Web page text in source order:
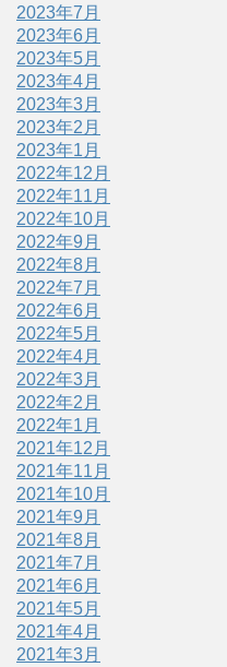
2023年7月
2023年6月
2023年5月
2023年4月
2023年3月
2023年2月
2023年1月
2022年12月
2022年11月
2022年10月
2022年9月
2022年8月
2022年7月
2022年6月
2022年5月
2022年4月
2022年3月
2022年2月
2022年1月
2021年12月
2021年11月
2021年10月
2021年9月
2021年8月
2021年7月
2021年6月
2021年5月
2021年4月
2021年3月